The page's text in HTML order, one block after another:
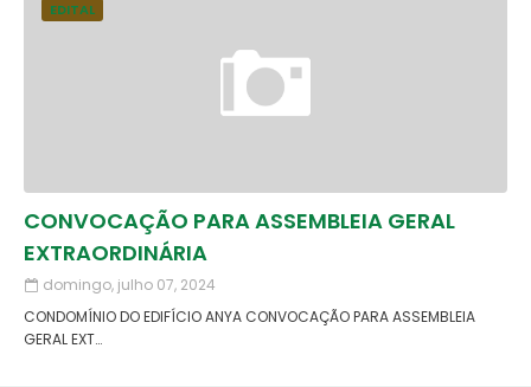
EDITAL
CONVOCAÇÃO PARA ASSEMBLEIA GERAL
EXTRAORDINÁRIA
domingo, julho 07, 2024
CONDOMÍNIO DO EDIFÍCIO ANYA CONVOCAÇÃO PARA ASSEMBLEIA
GERAL EXT…